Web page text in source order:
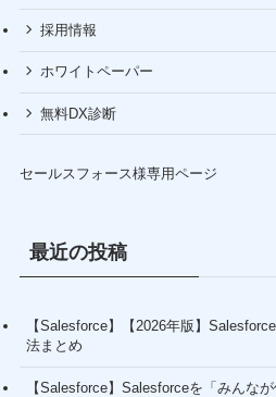
採用情報
ホワイトペーパー
無料DX診断
セールスフォース様専用ページ
最近の投稿
【Salesforce】【2026年版】
法まとめ
【Salesforce】Salesforceを「みんな